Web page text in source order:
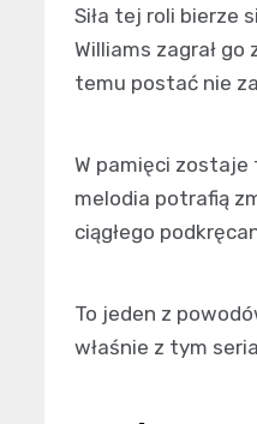
Siła tej roli bierze
Williams zagrał
temu postać nie
W pamięci zostaje
melodia potrafią
ciągłego
To jeden z
właśnie z tym